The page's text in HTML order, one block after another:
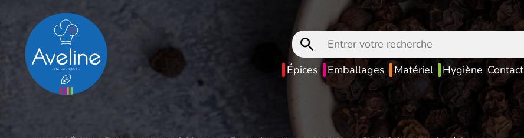
Entrer
votre
recherche
Épices Emballages Matériel Hygiène Contact
Panneau de gestion des cookies